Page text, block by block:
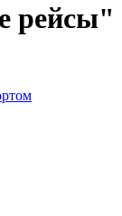
рейсы"